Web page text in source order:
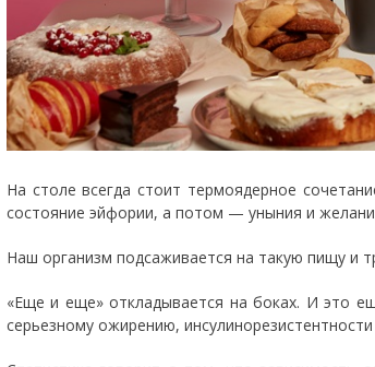
На столе всегда стоит термоядерное
состояние эйфории, а потом — уныния и
Наш организм подсаживается на такую пищу и
«Еще и еще» откладывается на боках. И это
серьезному ожирению,